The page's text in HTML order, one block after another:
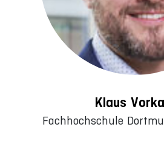
Klaus
Fachhochschule